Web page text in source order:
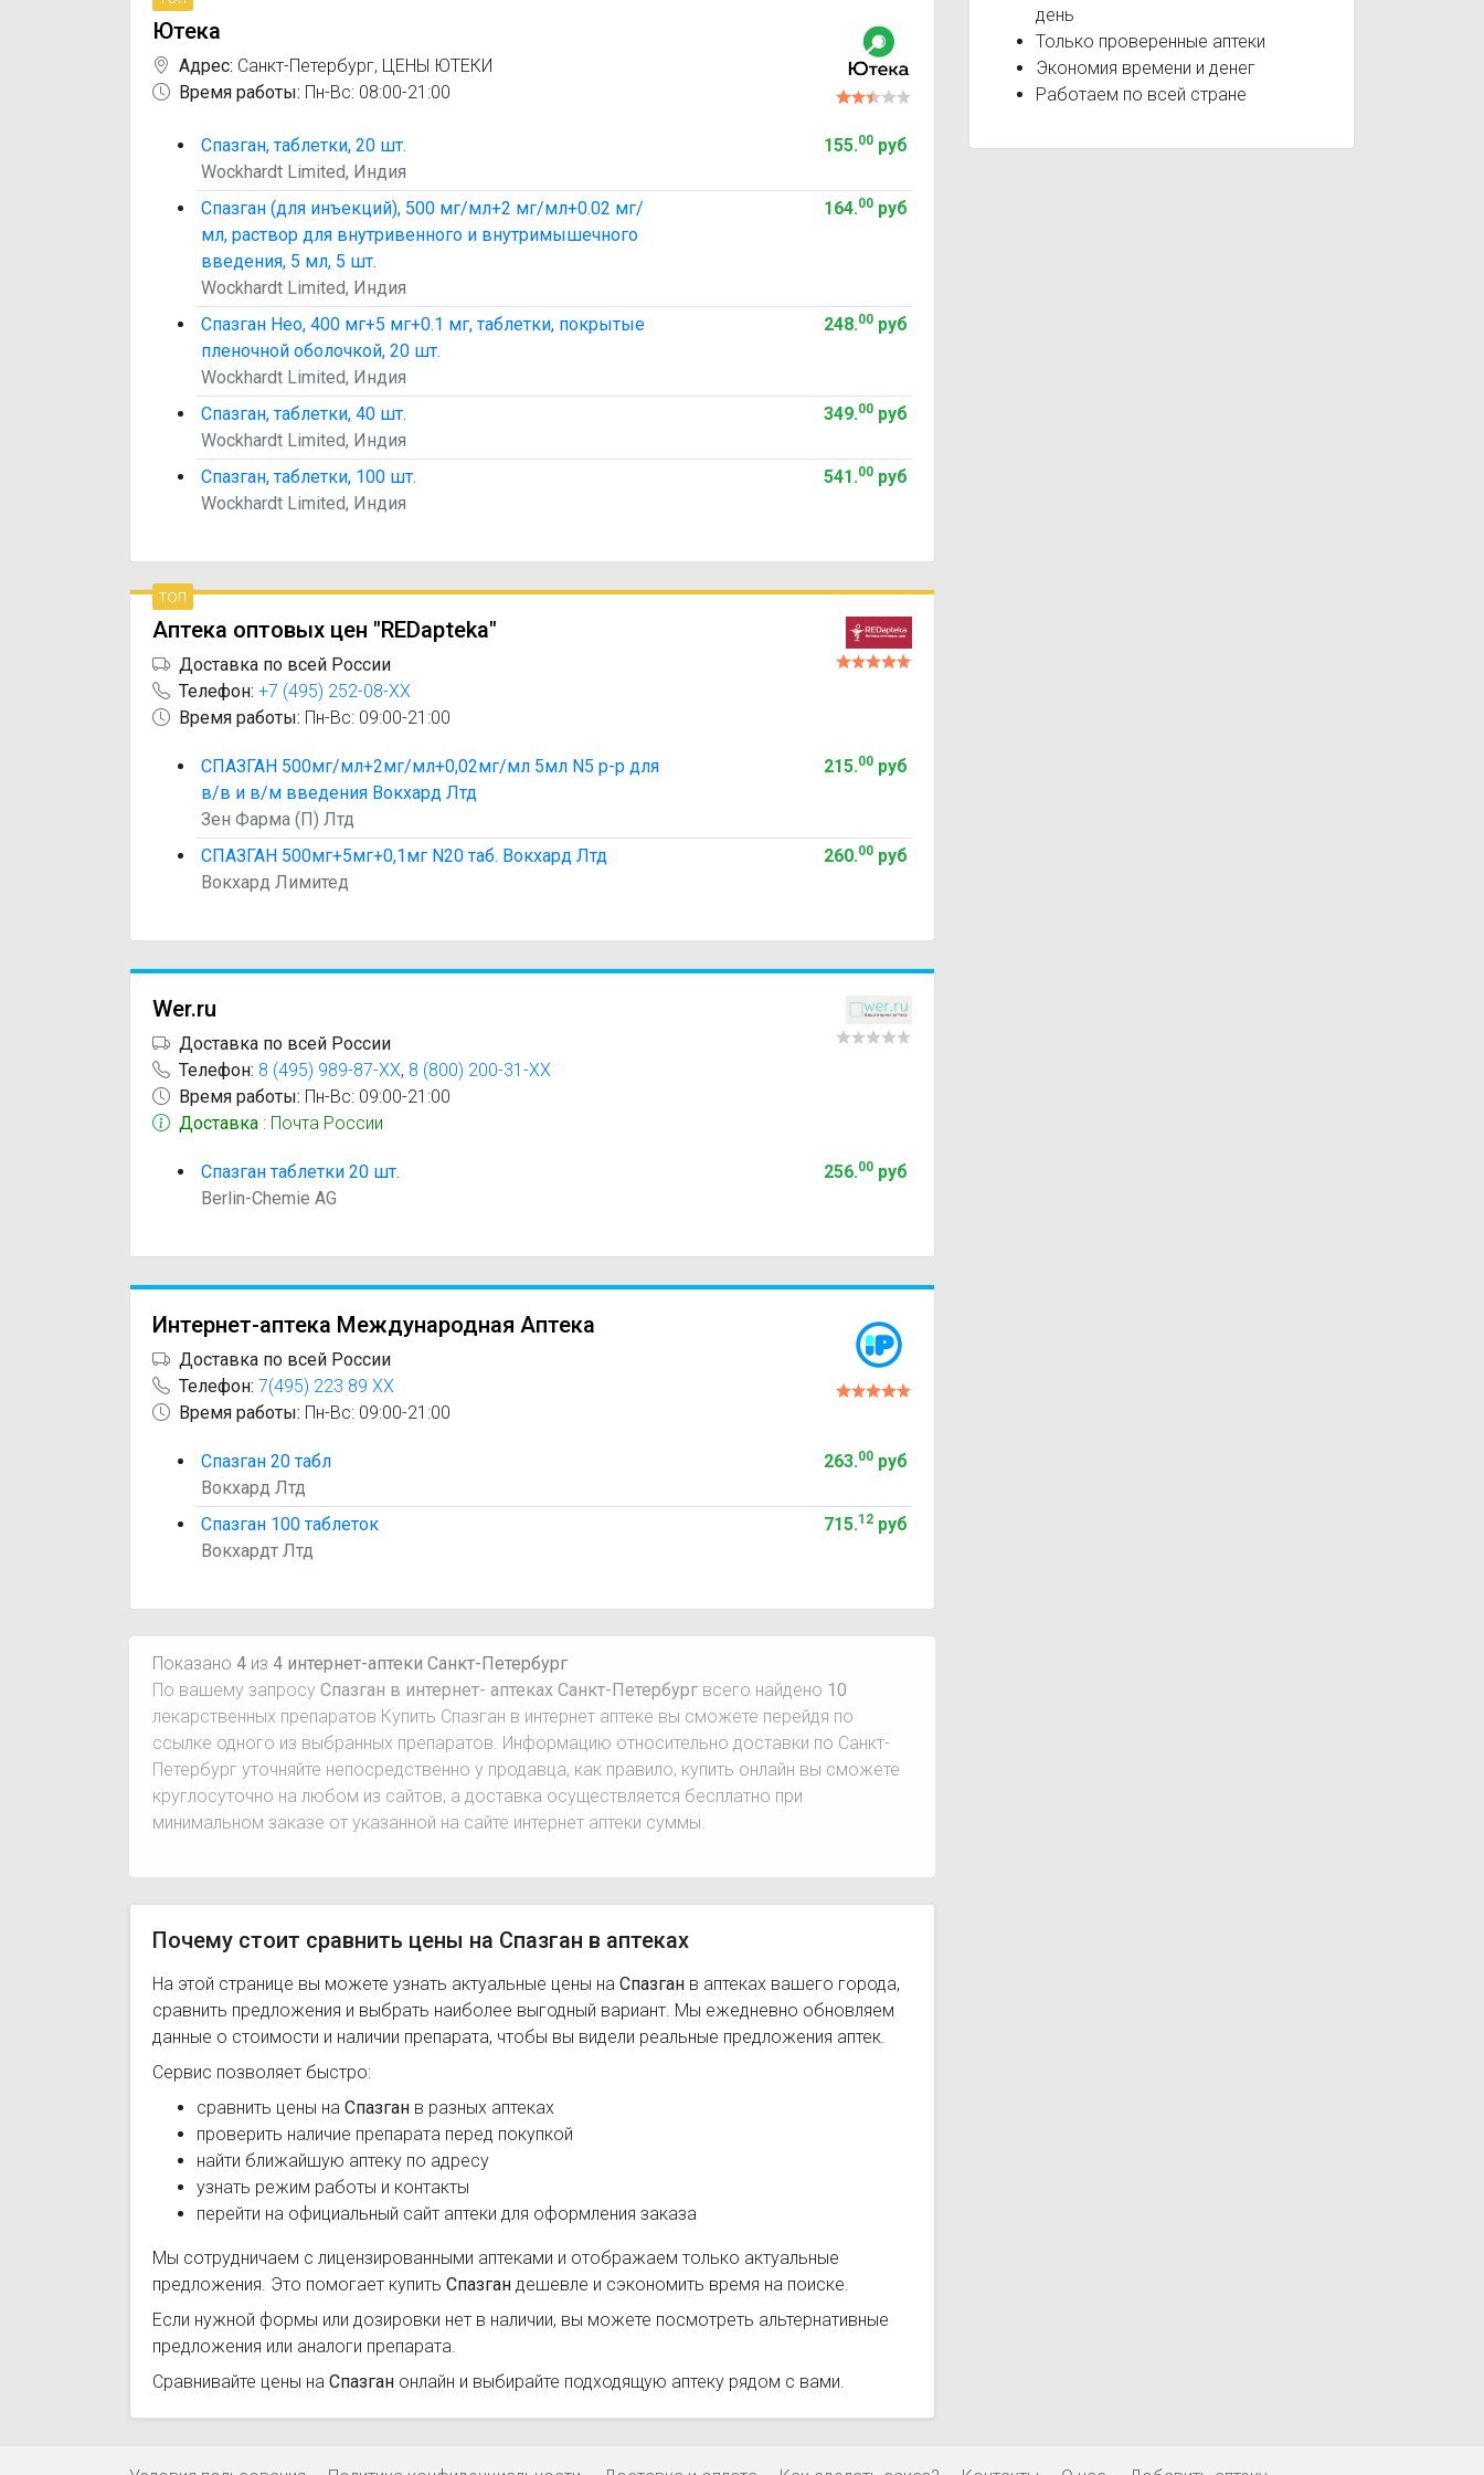
Ютека
Адрес: Санкт-Петербург, ЦЕНЫ ЮТЕКИ
Время работы: Пн-Вс: 08:00-21:00
Спазган, таблетки, 20 шт.
Wockhardt Limited, Индия
155.00руб
Спазган (для инъекций), 500 мг/мл+2 мг/мл+0.02 мг/
мл, раствор для внутривенного и внутримышечного
введения, 5 мл, 5 шт.
Wockhardt Limited, Индия
164.00руб
Спазган Нео, 400 мг+5 мг+0.1 мг, таблетки, покрытые
пленочной оболочкой, 20 шт.
Wockhardt Limited, Индия
248.00руб
Спазган, таблетки, 40 шт.
Wockhardt Limited, Индия
349.00руб
Спазган, таблетки, 100 шт.
Wockhardt Limited, Индия
541.00руб
топ
Аптека оптовых цен "REDapteka"
Доставка по всей России
Телефон: +7 (495) 252-08-XX
Время работы: Пн-Вс: 09:00-21:00
СПАЗГАН 500мг/мл+2мг/мл+0,02мг/мл 5мл N5 р-р для
в/в и в/м введения Вокхард Лтд
Зен Фарма (П) Лтд
215.00руб
СПАЗГАН 500мг+5мг+0,1мг N20 таб. Вокхард Лтд
Вокхард Лимитед
260.00руб
Wer.ru
Доставка по всей России
Телефон: 8 (495) 989-87-XX, 8 (800) 200-31-XX
Время работы: Пн-Вс: 09:00-21:00
Доставка : Почта России
Спазган таблетки 20 шт.
Berlin-Chemie AG
256.00руб
Интернет-аптека Международная Аптека
Доставка по всей России
Телефон: 7(495) 223 89 XX
Время работы: Пн-Вс: 09:00-21:00
Спазган 20 табл
Вокхард Лтд
263.00руб
Спазган 100 таблеток
Вокхардт Лтд
715.12руб
Показано 4 из 4 интернет-аптеки Санкт-Петербург
По вашему запросу Спазган в интернет- аптеках Санкт-Петербург всего найдено 10
лекарственных препаратов Купить Спазган в интернет аптеке вы сможете перейдя по
ссылке одного из выбранных препаратов. Информацию относительно доставки по Санкт-
Петербург уточняйте непосредственно у продавца, как правило, купить онлайн вы сможете
круглосуточно на любом из сайтов, а доставка осуществляется бесплатно при
минимальном заказе от указанной на сайте интернет аптеки суммы.
Почему стоит сравнить цены на Спазган в аптеках
На этой странице вы можете узнать актуальные цены на Спазган в аптеках вашего города,
сравнить предложения и выбрать наиболее выгодный вариант. Мы ежедневно обновляем
данные о стоимости и наличии препарата, чтобы вы видели реальные предложения аптек.
Сервис позволяет быстро:
сравнить цены на Спазган в разных аптеках
проверить наличие препарата перед покупкой
найти ближайшую аптеку по адресу
узнать режим работы и контакты
перейти на официальный сайт аптеки для оформления заказа
Мы сотрудничаем с лицензированными аптеками и отображаем только актуальные
предложения. Это помогает купить Спазган дешевле и сэкономить время на поиске.
Если нужной формы или дозировки нет в наличии, вы можете посмотреть альтернативные
предложения или аналоги препарата.
Сравнивайте цены на Спазган онлайн и выбирайте подходящую аптеку рядом с вами.
день
Только проверенные аптеки
Экономия времени и денег
Работаем по всей стране